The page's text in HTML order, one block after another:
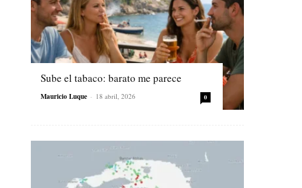
Sube el tabaco: barato me parece
Mauricio Luque - 18 abril, 2026 0